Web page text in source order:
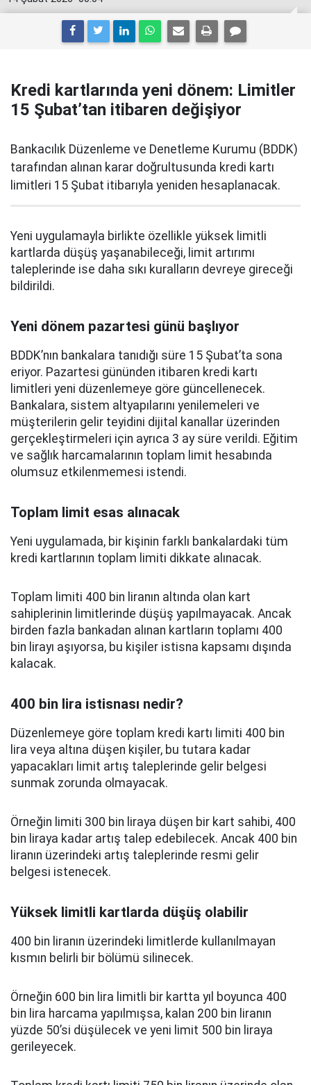
Kredi kartlarında yeni dönem: Limitler
15 Şubat’tan itibaren değişiyor
Bankacılık Düzenleme ve Denetleme Kurumu (BDDK)
tarafından alınan karar doğrultusunda kredi kartı
limitleri 15 Şubat itibarıyla yeniden hesaplanacak.
Yeni uygulamayla birlikte özellikle yüksek limitli
kartlarda düşüş yaşanabileceği, limit artırımı
taleplerinde ise daha sıkı kuralların devreye gireceği
bildirildi.
Yeni dönem pazartesi günü başlıyor
BDDK’nın bankalara tanıdığı süre 15 Şubat’ta sona
eriyor. Pazartesi gününden itibaren kredi kartı
limitleri yeni düzenlemeye göre güncellenecek.
Bankalara, sistem altyapılarını yenilemeleri ve
müşterilerin gelir teyidini dijital kanallar üzerinden
gerçekleştirmeleri için ayrıca 3 ay süre verildi. Eğitim
ve sağlık harcamalarının toplam limit hesabında
olumsuz etkilenmemesi istendi.
Toplam limit esas alınacak
Yeni uygulamada, bir kişinin farklı bankalardaki tüm
kredi kartlarının toplam limiti dikkate alınacak.
Toplam limiti 400 bin liranın altında olan kart
sahiplerinin limitlerinde düşüş yapılmayacak. Ancak
birden fazla bankadan alınan kartların toplamı 400
bin lirayı aşıyorsa, bu kişiler istisna kapsamı dışında
kalacak.
400 bin lira istisnası nedir?
Düzenlemeye göre toplam kredi kartı limiti 400 bin
lira veya altına düşen kişiler, bu tutara kadar
yapacakları limit artış taleplerinde gelir belgesi
sunmak zorunda olmayacak.
Örneğin limiti 300 bin liraya düşen bir kart sahibi, 400
bin liraya kadar artış talep edebilecek. Ancak 400 bin
liranın üzerindeki artış taleplerinde resmi gelir
belgesi istenecek.
Yüksek limitli kartlarda düşüş olabilir
400 bin liranın üzerindeki limitlerde kullanılmayan
kısmın belirli bir bölümü silinecek.
Örneğin 600 bin lira limitli bir kartta yıl boyunca 400
bin lira harcama yapılmışsa, kalan 200 bin liranın
yüzde 50’si düşülecek ve yeni limit 500 bin liraya
gerileyecek.